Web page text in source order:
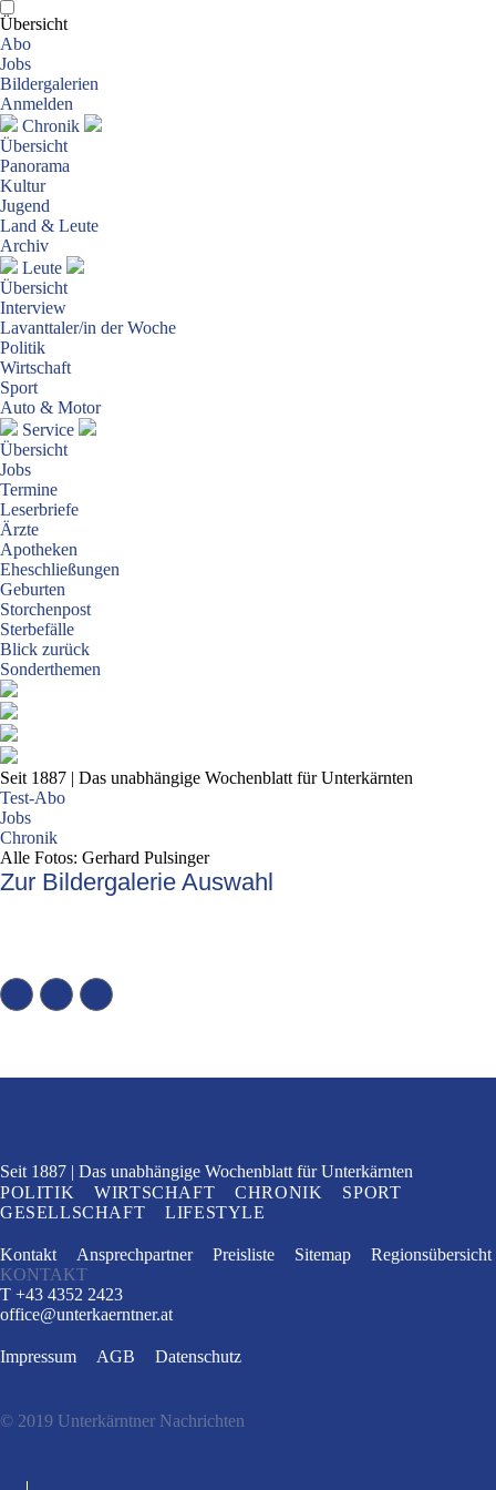
Übersicht
Abo
Jobs
Bildergalerien
Anmelden
Chronik
Übersicht
Panorama
Kultur
Jugend
Land & Leute
Archiv
Leute
Übersicht
Interview
Lavanttaler/in der Woche
Politik
Wirtschaft
Sport
Auto & Motor
Service
Übersicht
Jobs
Termine
Leserbriefe
Ärzte
Apotheken
Eheschließungen
Geburten
Storchenpost
Sterbefälle
Blick zurück
Sonderthemen
Seit 1887 | Das unabhängige Wochenblatt für Unterkärnten
Test-Abo
Jobs
Chronik
Alle Fotos: Gerhard Pulsinger
Zur Bildergalerie Auswahl
Seit 1887 Das unabhängige Wochenblatt für Unterkärnten
POLITIK
WIRTSCHAFT CHRONIK
SPORT
GESELLSCHAFT
LIFESTYLE
Kontakt Ansprechpartner Preisliste Sitemap
Regionsübersicht
KONTAKT
T +43 4352 2423
office@unterkaerntner.at
Impressum AGB Datenschutz
© 2019 Unterkärntner Nachrichten